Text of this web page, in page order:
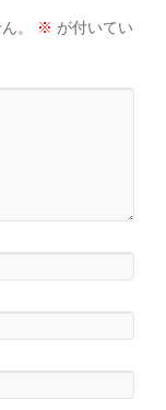
。 ※ が付いてい